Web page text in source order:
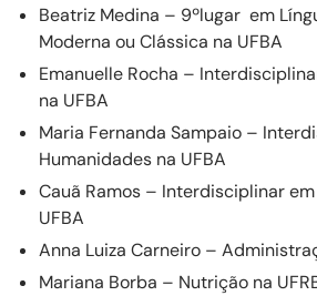
Beatriz Medina – 9ºlugar em
Moderna ou Clássica na UFBA
Emanuelle Rocha –
na UFBA
Maria Fernanda Sampaio –
Humanidades na UFBA
Cauã Ramos – Interdisciplinar
UFBA
Anna Luiza Carneiro –
Mariana Borba – Nutrição na